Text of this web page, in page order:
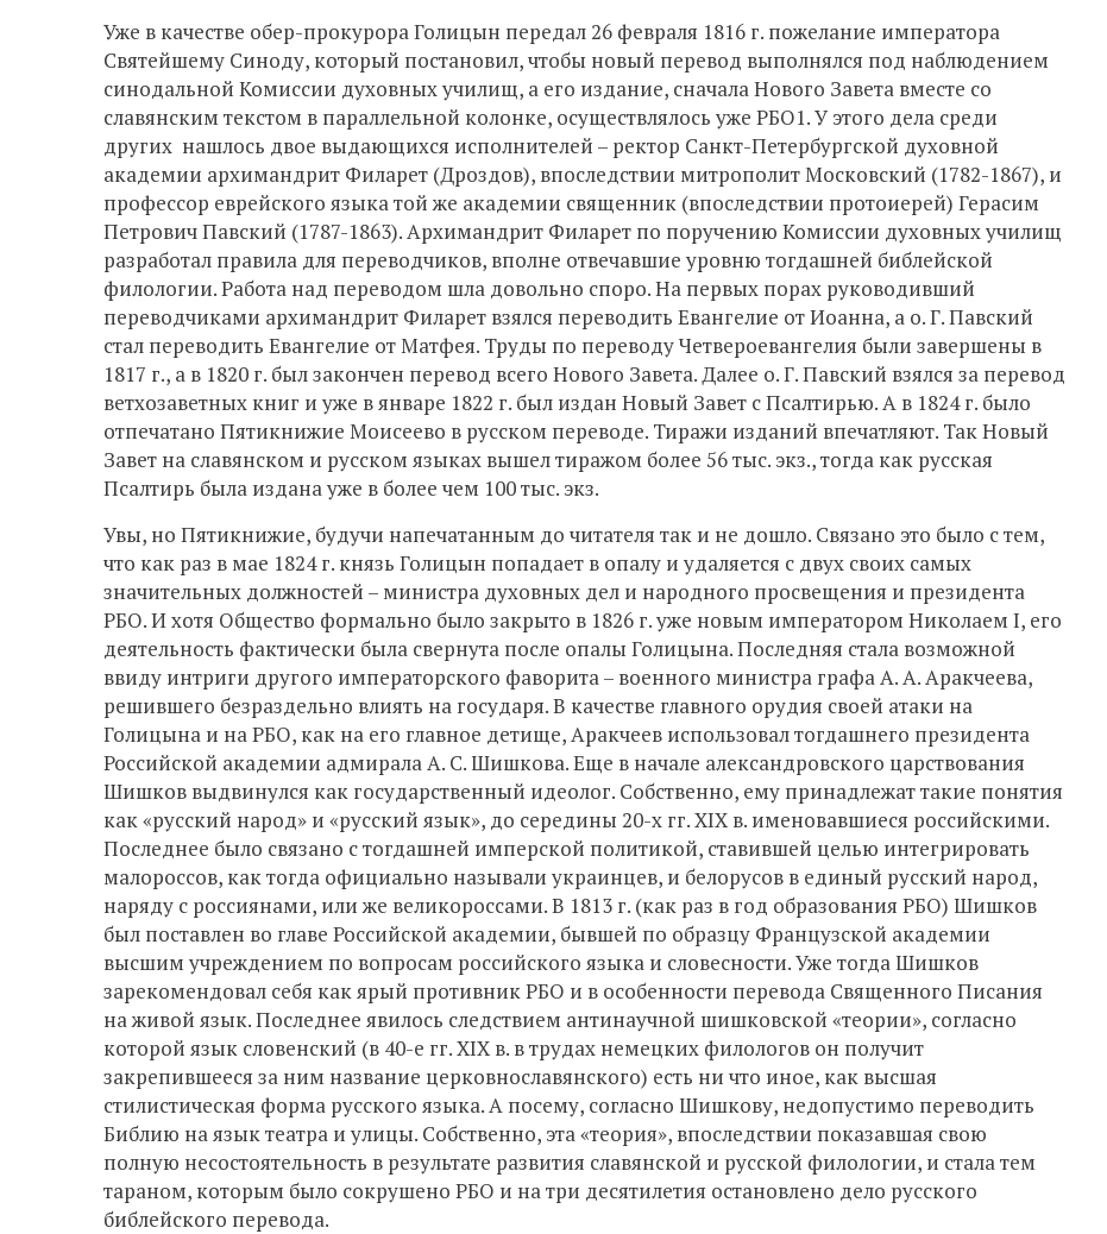
Уже в качестве обер-прокурора Голицын передал 26 февраля 1816 г. пожелание императора
Святейшему Синоду, который постановил, чтобы новый перевод выполнялся под наблюдением
синодальной Комиссии духовных училищ, а его издание, сначала Нового Завета вместе со
славянским текстом в параллельной колонке, осуществлялось уже РБО1. У этого дела среди
других нашлось двое выдающихся исполнителей – ректор Санкт-Петербургской духовной
академии архимандрит Филарет (Дроздов), впоследствии митрополит Московский (1782-1867), и
профессор еврейского языка той же академии священник (впоследствии протоиерей) Герасим
Петрович Павский (1787-1863). Архимандрит Филарет по поручению Комиссии духовных училищ
разработал правила для переводчиков, вполне отвечавшие уровню тогдашней библейской
филологии. Работа над переводом шла довольно споро. На первых порах руководивший
переводчиками архимандрит Филарет взялся переводить Евангелие от Иоанна, а о. Г. Павский
стал переводить Евангелие от Матфея. Труды по переводу Четвероевангелия были завершены в
1817 г., а в 1820 г. был закончен перевод всего Нового Завета. Далее о. Г. Павский взялся за перевод
ветхозаветных книг и уже в январе 1822 г. был издан Новый Завет с Псалтирью. А в 1824 г. было
отпечатано Пятикнижие Моисеево в русском переводе. Тиражи изданий впечатляют. Так Новый
Завет на славянском и русском языках вышел тиражом более 56 тыс. экз., тогда как русская
Псалтирь была издана уже в более чем 100 тыс. экз.
Увы, но Пятикнижие, будучи напечатанным до читателя так и не дошло. Связано это было с тем,
что как раз в мае 1824 г. князь Голицын попадает в опалу и удаляется с двух своих самых
значительных должностей – министра духовных дел и народного просвещения и президента
РБО. И хотя Общество формально было закрыто в 1826 г. уже новым императором Николаем I, его
деятельность фактически была свернута после опалы Голицына. Последняя стала возможной
ввиду интриги другого императорского фаворита – военного министра графа А. А. Аракчеева,
решившего безраздельно влиять на государя. В качестве главного орудия своей атаки на
Голицына и на РБО, как на его главное детище, Аракчеев использовал тогдашнего президента
Российской академии адмирала А. С. Шишкова. Еще в начале александровского царствования
Шишков выдвинулся как государственный идеолог. Собственно, ему принадлежат такие понятия
как «русский народ» и «русский язык», до середины 20-х гг. XIX в. именовавшиеся российскими.
Последнее было связано с тогдашней имперской политикой, ставившей целью интегрировать
малороссов, как тогда официально называли украинцев, и белорусов в единый русский народ,
наряду с россиянами, или же великороссами. В 1813 г. (как раз в год образования РБО) Шишков
был поставлен во главе Российской академии, бывшей по образцу Французской академии
высшим учреждением по вопросам российского языка и словесности. Уже тогда Шишков
зарекомендовал себя как ярый противник РБО и в особенности перевода Священного Писания
на живой язык. Последнее явилось следствием антинаучной шишковской «теории», согласно
которой язык словенский (в 40-е гг. XIX в. в трудах немецких филологов он получит
закрепившееся за ним название церковнославянского) есть ни что иное, как высшая
стилистическая форма русского языка. А посему, согласно Шишкову, недопустимо переводить
Библию на язык театра и улицы. Собственно, эта «теория», впоследствии показавшая свою
полную несостоятельность в результате развития славянской и русской филологии, и стала тем
тараном, которым было сокрушено РБО и на три десятилетия остановлено дело русского
библейского перевода.